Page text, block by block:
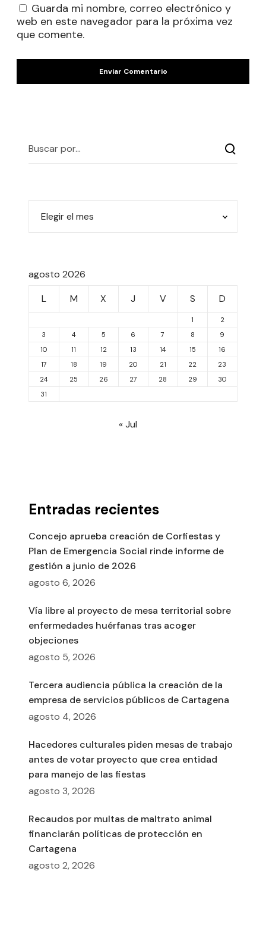
Guarda mi nombre, correo electrónico y
web en este navegador para la próxima vez
que comente.
agosto 2026
L
M X J V S D
1
2
3
4 5 6 7 8
9
10
11 12 13 14 15
16
17
18 19 20 21 22
23
24
25 26 27 28 29
30
31
« Jul
Entradas recientes
Concejo aprueba creación de Corfiestas y
Plan de Emergencia Social rinde informe de
gestión a junio de 2026
agosto 6, 2026
Vía libre al proyecto de mesa territorial sobre
enfermedades huérfanas tras acoger
objeciones
agosto 5, 2026
Tercera audiencia pública la creación de la
empresa de servicios públicos de Cartagena
agosto 4, 2026
Hacedores culturales piden mesas de trabajo
antes de votar proyecto que crea entidad
para manejo de las fiestas
agosto 3, 2026
Recaudos por multas de maltrato animal
financiarán políticas de protección en
Cartagena
agosto 2, 2026